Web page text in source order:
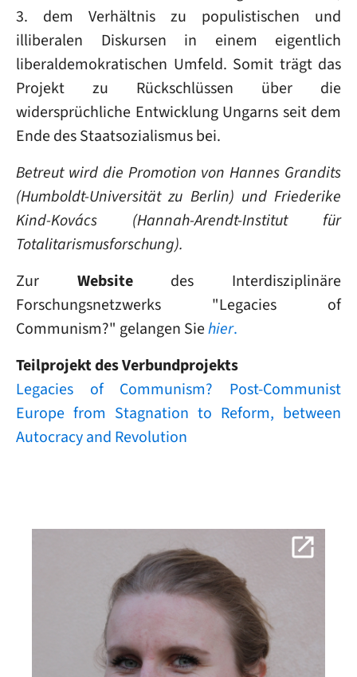
3. dem Verhältnis zu populistischen und
illiberalen Diskursen in einem eigentlich
liberaldemokratischen Umfeld. Somit trägt das
Projekt zu Rückschlüssen über die
widersprüchliche Entwicklung Ungarns seit dem
Ende des Staatsozialismus bei.
Betreut wird die Promotion von Hannes Grandits
(Humboldt-Universität zu Berlin) und Friederike
Kind-Kovács (Hannah-Arendt-Institut für
Totalitarismusforschung).
Zur Websitedes Interdisziplinäre
Forschungsnetzwerks "Legacies of
Communism?" gelangen Siehier.
Teilprojekt des Verbundprojekts
Legacies of Communism? Post‐Communist
Europe from Stagnation to Reform, between
Autocracy and Revolution